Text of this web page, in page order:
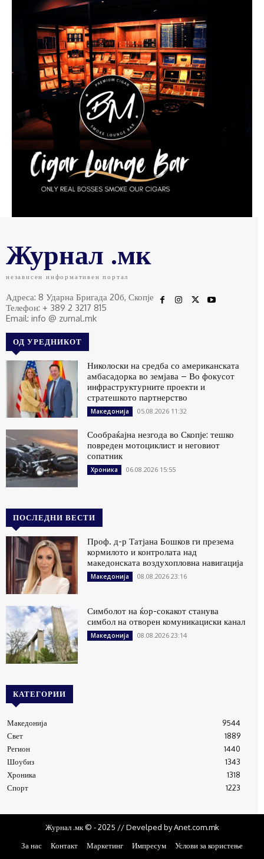
Журнал .мк
независен информативен портал
Адреса: 8 Ударна Бригада 20б, Скопје
Телефон: + 389 2 3217 815
Email: info @ zurnal.mk
ОД УРЕДНИКОТ
Николоски на средба со американската
амбасадорка во земјава – Во фокусот
инфраструктурните проекти и
стратешкото партнерство
Македонија 05.08.2026 11:32
Сообраќајна незгода во Скопје: тешко
повреден мотоциклист и неговиот
сопатник
Хроника 06.08.2026 15:55
ПОСЛЕДНИ ВЕСТИ
Проф. д-р Татјана Бошков ги презема
кормилото и контролата над
македонската воздухопловна навигација
Македонија 08.08.2026 23:16
Симболот на ќор-сокакот станува
симбол на отворен комуникациски канал
Македонија 08.08.2026 23:14
КАТЕГОРИИ
Македонија
9544
Свет
1889
Регион
1440
Шоубиз
1343
Хроника
1318
Спорт
1223
Журнал .мк © - 2025 // Develped by Anet.com.mk
За нас
Контакт Маркетинг Импресум Услови за користење